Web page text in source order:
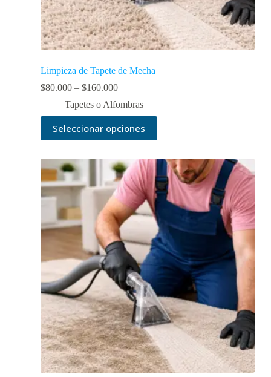
Limpieza de Tapete de Mecha
$80.000 – $160.000
Tapetes o Alfombras
Seleccionar opciones